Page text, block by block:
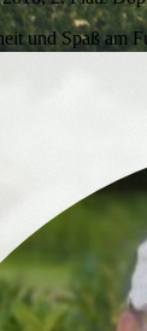
und Spaß am